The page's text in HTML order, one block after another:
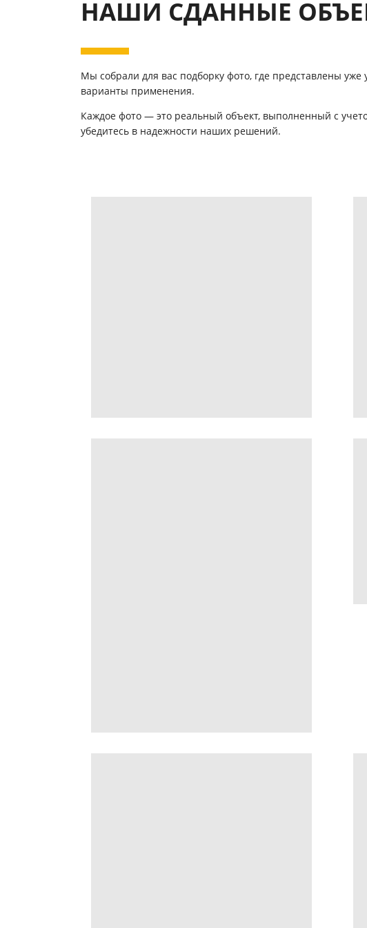
НАШИ СДАННЫЕ
Мы собрали для вас подборку фото, где представлены
варианты применения.
Каждое фото — это реальный объект, выполненный с
убедитесь в надежности наших решений.